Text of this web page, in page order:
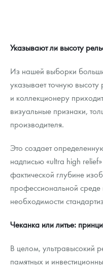
Указывают ли высоту
Из нашей выборки
указывает точную
и коллекционеру
визуальные признаки,
производителя.
Это создает
надписью «ultra high relief»
фактической глубине
профессиональной среде
необходимости
Чеканка или литье:
В целом, ультравысокий
памятных и